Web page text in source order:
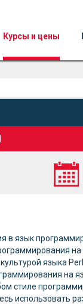
Курсы и цены
в язык
на
языка
на
стиле
использовать